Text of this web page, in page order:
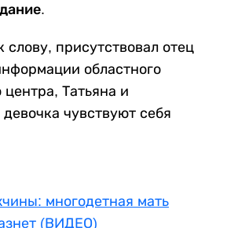
слову, присутствовал отец
областного
центра, Татьяна и
чувствуют себя
многодетная мать
(ВИДЕО)